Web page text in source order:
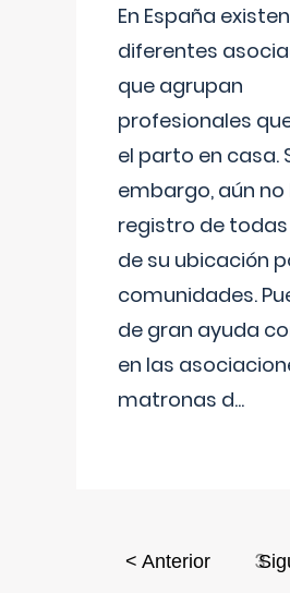
En España existen
diferentes
que agrupan
profesionales
el parto en casa.
embargo, aún no
registro de todas
de su ubicación
comunidades.
de gran ayuda
en las
matronas d...
< Anterior 3